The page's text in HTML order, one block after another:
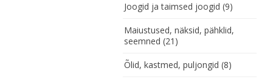
Joogid ja taimsed joogid (9)
Maiustused, näksid, pähklid,
seemned (21)
Õlid, kastmed, puljongid (8)